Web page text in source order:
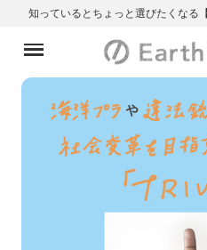
知っているとちょっと選びたくなる